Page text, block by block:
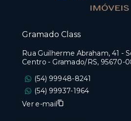
Gramado Class
Rua Guilherme Abraham, 41 -
Centro - Gramado/RS, 95670-
(54) 99948-8241
(54) 99937-1964
Ver e-mail